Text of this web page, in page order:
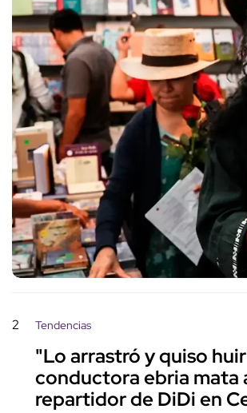
2 Tendencias
"Lo arrastró y quiso
conductora ebria mata
repartidor de DiDi en